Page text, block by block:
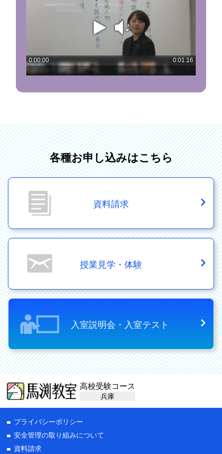
各種お申し込みはこちら
資料請求
授業見学・体験
入室説明会・入室テスト
高校受験コース
兵庫
プライバシーポリシー
安全管理の取り組みについて
資料請求